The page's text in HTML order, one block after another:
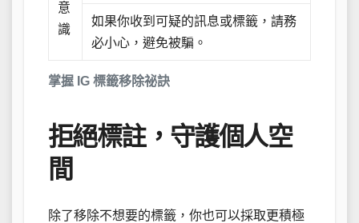
掌握 IG 標籤移除祕訣
意
識
如果你收到可疑的訊息或標籤，請務
必小心，避免被騙。
拒絕標註，守護個人空
間
除了移除不想要的標籤，你也可以採取更積極